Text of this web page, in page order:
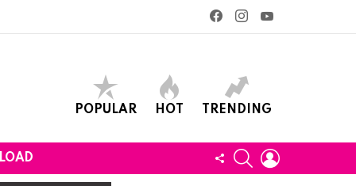
facebookinstagram
POPULAR HOT TRENDING
FOLLOWSEARCH